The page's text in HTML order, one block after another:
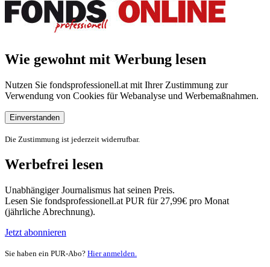
Wie gewohnt mit Werbung lesen
Nutzen Sie fondsprofessionell.at mit Ihrer Zustimmung zur
Verwendung von Cookies für Webanalyse und Werbemaßnahmen.
Einverstanden
Die Zustimmung ist jederzeit widerrufbar.
Werbefrei lesen
Unabhängiger Journalismus hat seinen Preis.
Lesen Sie fondsprofessionell.at PUR für 27,99€ pro Monat
(jährliche Abrechnung).
Jetzt abonnieren
Sie haben ein PUR-Abo? Hier anmelden.